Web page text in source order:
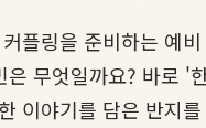
플링을 준비하는 예
은 무엇일까요? 바로 '
이야기를 담은 반지